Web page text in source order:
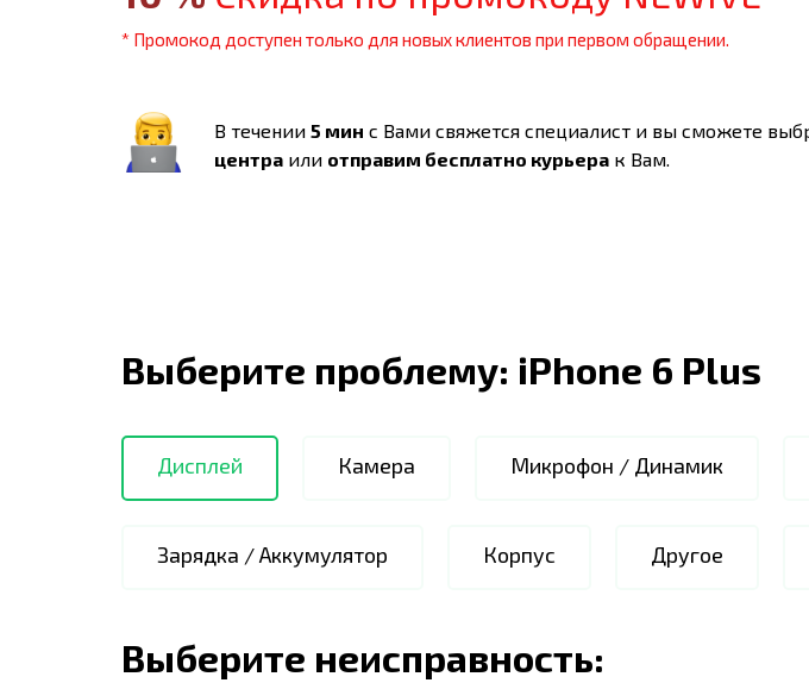
* Промокод доступен только для новых клиентов при первом обращении.
В течении 5 мин с Вами свяжется специалист и вы сможете
центра или отправим бесплатно курьера к Вам.
Выберите проблему: iPhone 6 Plus
Дисплей Камера Микрофон / Динамик
Зарядка / Аккумулятор Корпус Другое
Выберите неисправность: